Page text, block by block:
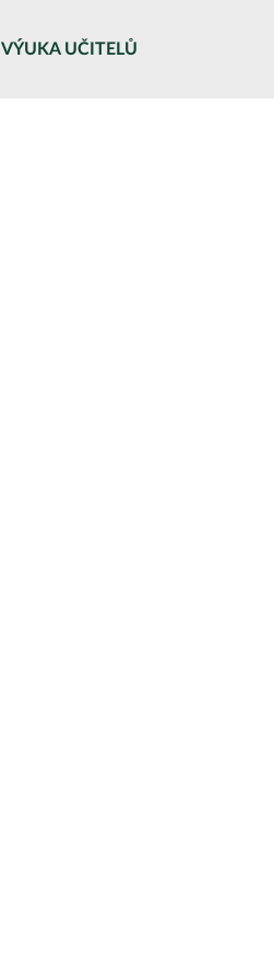
VÝUKA UČITELŮ